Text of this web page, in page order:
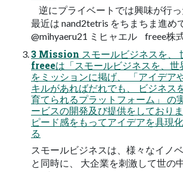
逆にプライベートでは興味が行
最近は nand2tetris をちまちま進め
@mihyaeru21 ミヒャエル freee株
3 Mission スモールビジネスを、
freeeは「スモールビジネスを、世
をミッションに掲げ、 「アイデア
キルがあればだれでも、 ビジネス
育てられるプラットフォーム」 の
ービスの開発及び提供をしており
ピード感をもってアイデアを具現
る
スモールビジネスは、様々なイノ
と同時に、 大企業を刺激して世の